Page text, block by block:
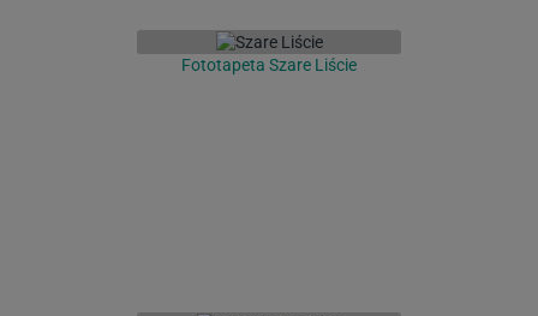
Fototapeta Szare Liście